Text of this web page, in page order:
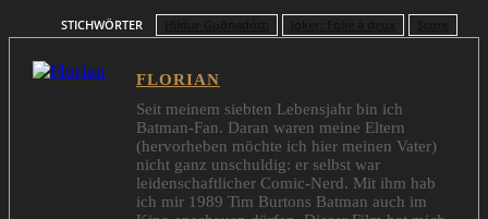
STICHWÖRTER
FLORIAN
Seit meinem siebten Lebensjahr bin ich
Batman-Fan. Daran waren meine Eltern
(hervorheben möchte ich hier meinen Vater)
nicht ganz unschuldig: er selbst war
leidenschaftlicher Comic-Nerd. Mit ihm hab
ich mir 1989 Tim Burtons Batman auch im